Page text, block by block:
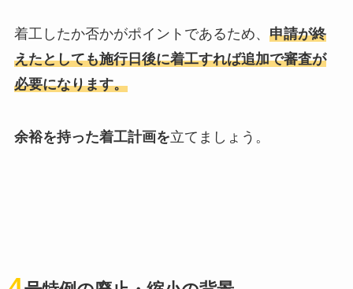
着工したか否かがポイントであるため、 申請が終
えたとしても施行日後に着工すれば追加で審査が
必要になります。
余裕を持った着工計画を立てましょう。